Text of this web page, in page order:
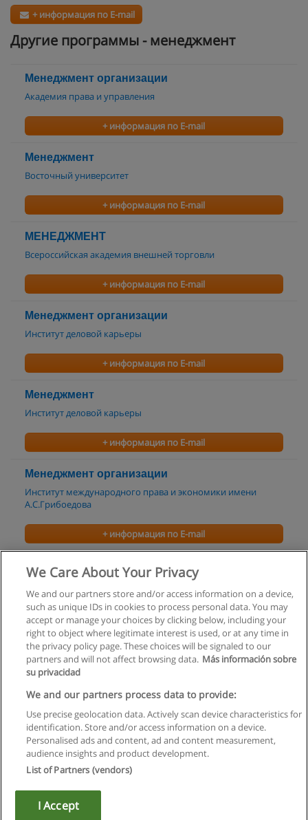
+ информация по E-mail
Другие программы - менеджмент
Менеджмент организации
Академия права и управления
+ информация по E-mail
Менеджмент
Восточный университет
+ информация по E-mail
МЕНЕДЖМЕНТ
Всероссийская академия внешней торговли
+ информация по E-mail
Менеджмент организации
Институт деловой карьеры
+ информация по E-mail
Менеджмент
Институт деловой карьеры
+ информация по E-mail
Менеджмент организации
Институт международного права и экономики имени
А.С.Грибоедова
+ информация по E-mail
Менеджмент организации
Институт международных социально-гуманитарных связей
+ информация по E-mail
Правила пользования
Конфиденциальность информации
Напишите Educaedu
Copyright © Educaedu Business S.L. - CIF : B-95610580: -
We Care About Your Privacy
We and our partners store and/or access information on a device,
such as unique IDs in cookies to process personal data. You may
accept or manage your choices by clicking below, including your
right to object where legitimate interest is used, or at any time in
the privacy policy page. These choices will be signaled to our
partners and will not affect browsing data. Más información sobre
su privacidad
We and our partners process data to provide:
Use precise geolocation data. Actively scan device characteristics for
identification. Store and/or access information on a device.
Personalised ads and content, ad and content measurement,
audience insights and product development.
List of Partners (vendors)
I Accept